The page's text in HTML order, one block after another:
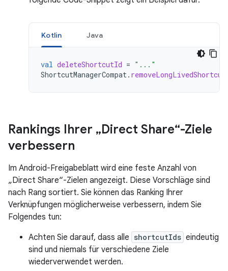
Kotlin Java
val deleteShortcutId = "..."
ShortcutManagerCompat.
Rankings Ihrer „Direct Share“-Ziele
verbessern
Im Android-Freigabeblatt wird eine feste Anzahl von
„Direct Share“-Zielen angezeigt. Diese Vorschläge sind
nach Rang sortiert. Sie können das Ranking Ihrer
Verknüpfungen möglicherweise verbessern, indem Sie
Folgendes tun:
Achten Sie darauf, dass alle shortcutIds eindeutig
sind und niemals für verschiedene Ziele
wiederverwendet werden.